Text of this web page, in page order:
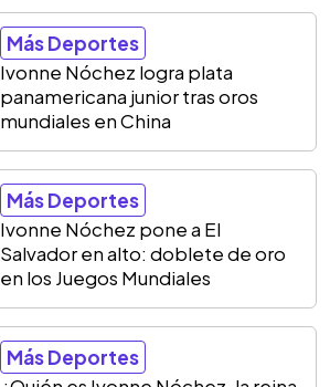
Más Deportes
Ivonne Nóchez logra plata
panamericana junior tras oros
mundiales en China
Más Deportes
Ivonne Nóchez pone a El
Salvador en alto: doblete de oro
en los Juegos Mundiales
Más Deportes